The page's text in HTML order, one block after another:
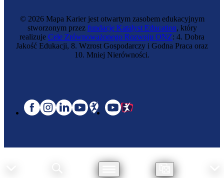
© 2026 Mapa Karier jest otwartym zasobem edukacyjnym
stworzonym przez fundację Katalyst Education, który
realizuje Cele Zrównoważonego Rozwoju ONZ: 4. Dobra
Jakość Edukacji, 8. Wzrost Gospodarczy i Godna Praca oraz
10. Mniej Nierówności.